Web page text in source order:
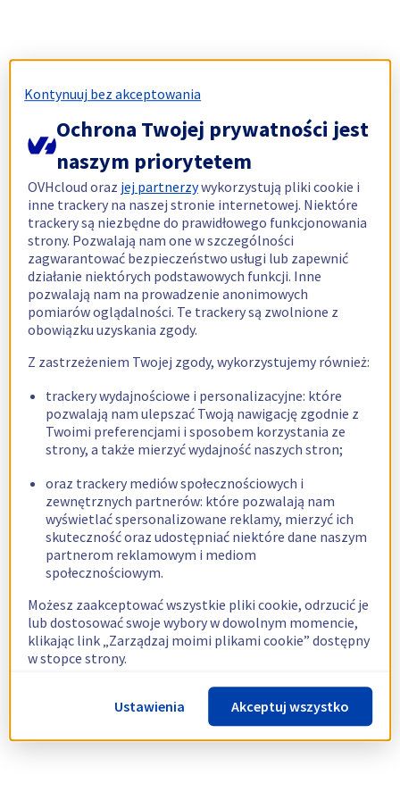
Kontynuuj bez akceptowania
Ochrona Twojej prywatności jest
naszym priorytetem
OVHcloud oraz jej partnerzywykorzystują pliki cookie i
inne trackery na naszej stronie internetowej. Niektóre
trackery są niezbędne do prawidłowego funkcjonowania
strony. Pozwalają nam one w szczególności
zagwarantować bezpieczeństwo usługi lub zapewnić
działanie niektórych podstawowych funkcji. Inne
pozwalają nam na prowadzenie anonimowych
pomiarów oglądalności. Te trackery są zwolnione z
obowiązku uzyskania zgody.
Z zastrzeżeniem Twojej zgody, wykorzystujemy również:
trackery wydajnościowe i personalizacyjne: które
pozwalają nam ulepszać Twoją nawigację zgodnie z
Twoimi preferencjami i sposobem korzystania ze
strony, a także mierzyć wydajność naszych stron;
oraz trackery mediów społecznościowych i
zewnętrznych partnerów: które pozwalają nam
wyświetlać spersonalizowane reklamy, mierzyć ich
skuteczność oraz udostępniać niektóre dane naszym
partnerom reklamowym i mediom
społecznościowym.
Możesz zaakceptować wszystkie pliki cookie, odrzucić je
lub dostosować swoje wybory w dowolnym momencie,
klikając link „Zarządzaj moimi plikami cookie” dostępny
w stopce strony.
Więcej informacji znajdziesz w naszejpolityce
dotyczącej wykorzystywania plików cookie.
Ustawienia Akceptuj wszystko